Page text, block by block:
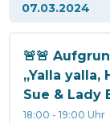
07.03.2024
🚨🚨
„Yalla yalla,
Sue & Lady
18:00 -19:00 Uhr